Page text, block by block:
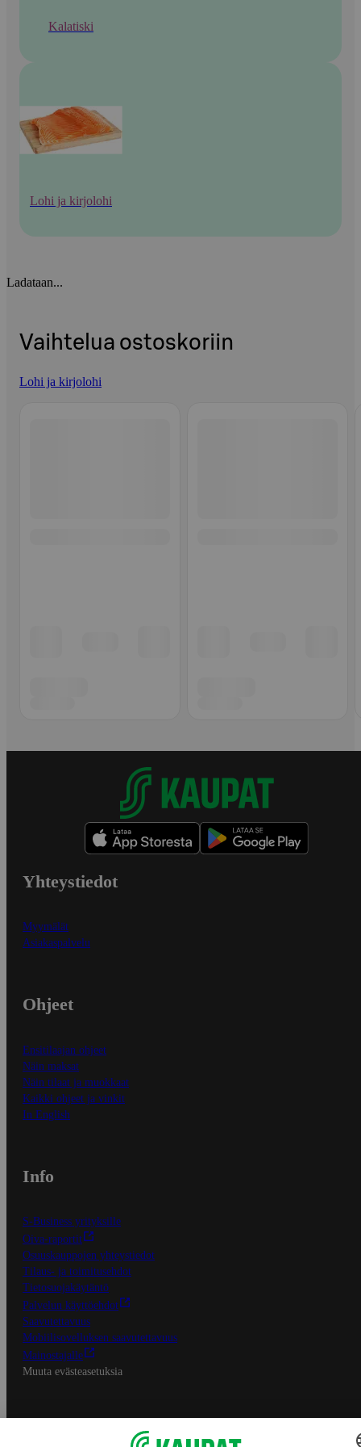
Kalatiski
Lohi ja kirjolohi
Ladataan...
Vaihtelua ostoskoriin
Lohi ja kirjolohi
Yhteystiedot
Myymälät
Asiakaspalvelu
Ohjeet
Ensitilaajan ohjeet
Näin maksat
Näin tilaat ja muokkaat
Kaikki ohjeet ja vinkit
In English
Info
S-Business yrityksille
Oiva-raportit
Osuuskauppojen yhteystiedot
Tilaus- ja toimitusehdot
Tietosuojakäytäntö
Palvelun käyttöehdot
Saavutettavuus
Mobiilisovelluksen saavutettavuus
Mainostajalle
Muuta evästeasetuksia
S-ryhmän palvelut